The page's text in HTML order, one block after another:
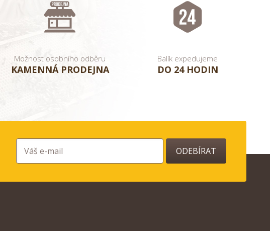
Možnost osobního odběru
KAMENNÁ PRODEJNA
Balík expedujeme
DO 24 HODIN
ODEBÍRAT